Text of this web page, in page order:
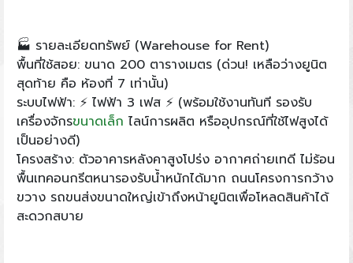
🏭 รายละเอียดทรัพย์ (Warehouse for Rent)
พื้นที่ใช้สอย: ขนาด 200 ตารางเมตร (ด่วน! เหลือว่างยูนิต
สุดท้าย คือ ห้องที่ 7 เท่านั้น)
ระบบไฟฟ้า: ⚡ ไฟฟ้า 3 เฟส ⚡ (พร้อมใช้งานทันที รองรับ
เครื่องจักรขนาดเล็ก ไลน์การผลิต หรืออุปกรณ์ที่ใช้ไฟสูงได้
เป็นอย่างดี)
โครงสร้าง: ตัวอาคารหลังคาสูงโปร่ง อากาศถ่ายเทดี ไม่ร้อน
พื้นเทคอนกรีตหนารองรับน้ำหนักได้มาก ถนนโครงการกว้าง
ขวาง รถขนส่งขนาดใหญ่เข้าถึงหน้ายูนิตเพื่อโหลดสินค้าได้
สะดวกสบาย